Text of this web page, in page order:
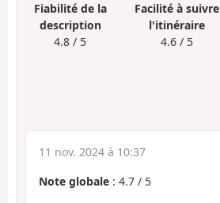
Fiabilité de la
description
4.8 / 5
Facilité à suivre
l'itinéraire
4.6 / 5
11 nov. 2024 à 10:37
Note globale : 4.7 / 5